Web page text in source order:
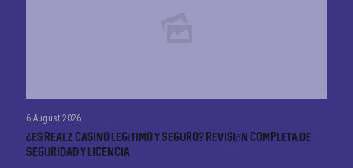
6 August 2026
¿Es Realz Casino Legítimo y Seguro? Revisión Completa de
Seguridad y Licencia